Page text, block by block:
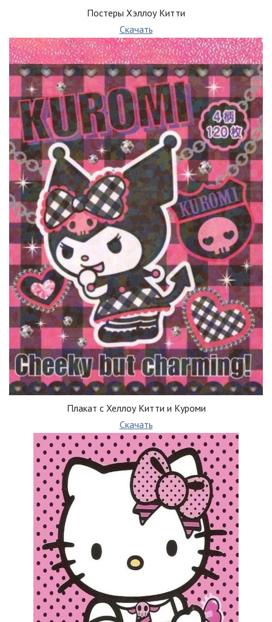
Постеры Хэллоу Китти
Скачать
Плакат с Хеллоу Китти и Куроми
Скачать